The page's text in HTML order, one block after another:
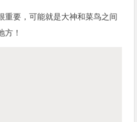
重要，可能就是大神和菜鸟之间
方！